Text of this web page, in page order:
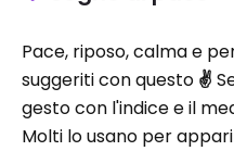
Pace, riposo, calma e
suggeriti con questo ✌️
gesto con l'indice e il
Molti lo usano per